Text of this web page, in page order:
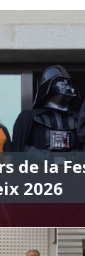
de la
2026